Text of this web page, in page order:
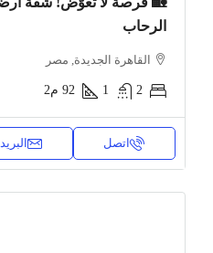
الرحاب
القاهرة الجديدة, مصر
2
1
92 م2
اتصل